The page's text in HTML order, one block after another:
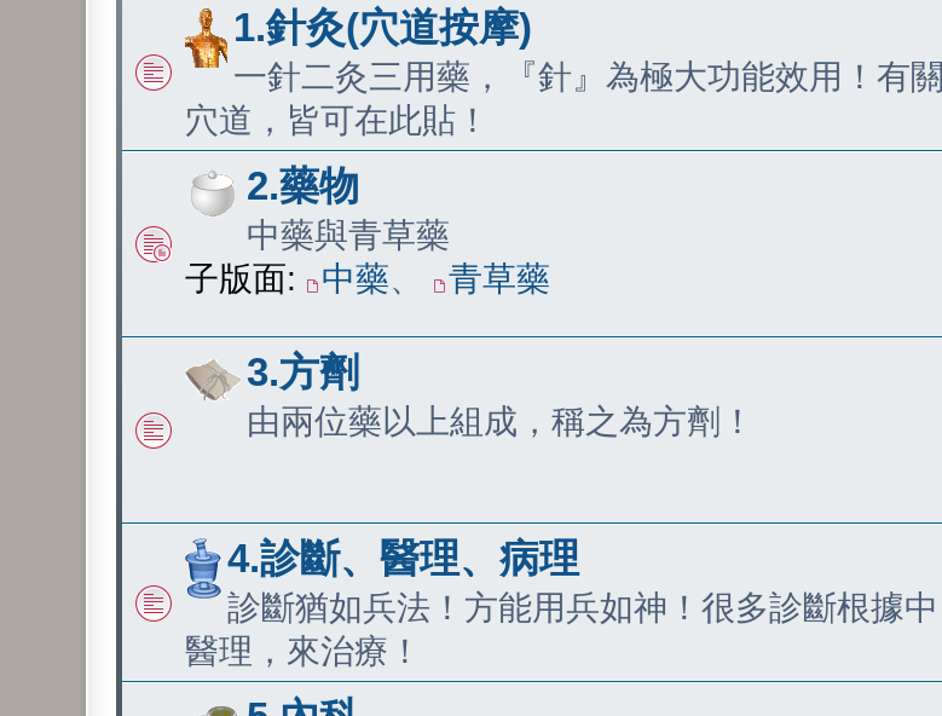
1.針灸(穴道按摩)
一針二灸三用藥，『針』為極大功能效用！有關
穴道，皆可在此貼！
2.藥物
中藥與青草藥
子版面:
中藥、 青草藥
3.方劑
由兩位藥以上組成，稱之為方劑！
4.診斷、醫理、病理
診斷猶如兵法！方能用兵如神！很多診斷根據中
醫理，來治療！